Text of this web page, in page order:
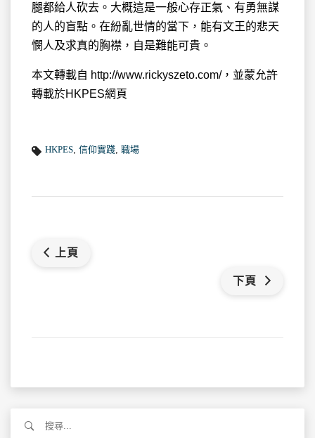
腿都給人砍去。大概這是一般心存正氣、有勇無謀
的人的盲點。在紛亂世情的當下，能有文王的悲天
憫人及求真的胸襟，自是難能可貴。
本文轉載自 http://www.rickyszeto.com/，並蒙允許
轉載於HKPES網頁
HKPES 信仰實踐 職場
上頁
下頁